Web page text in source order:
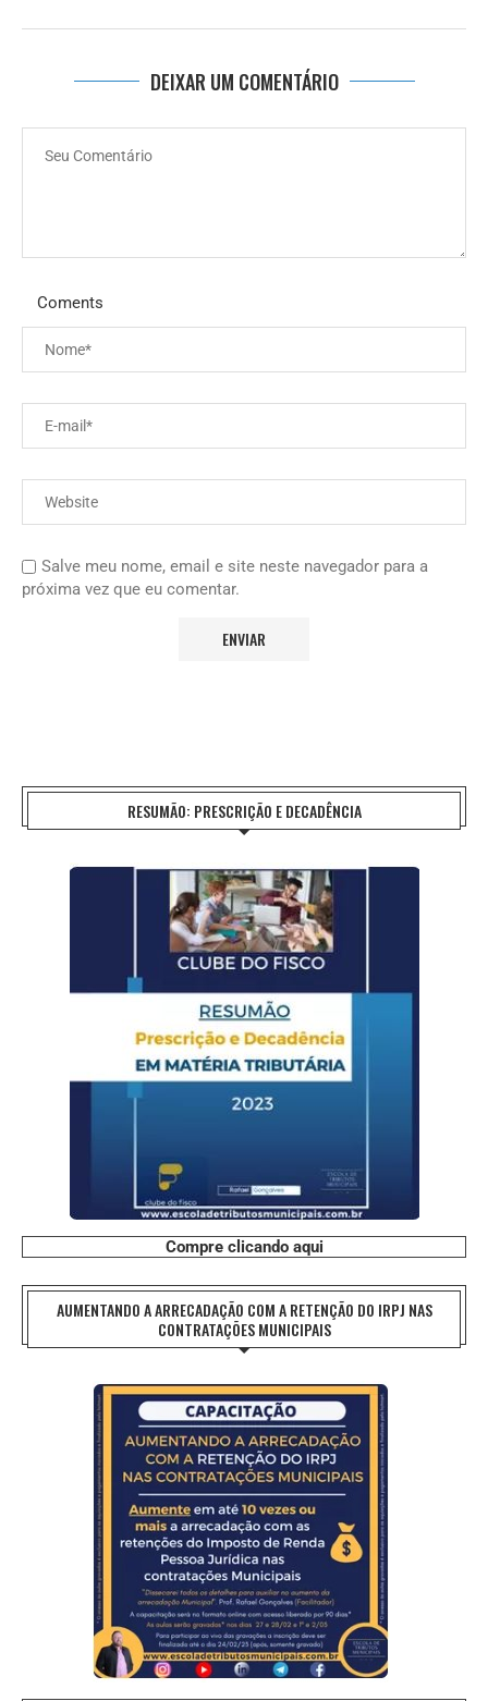
DEIXAR UM COMENTÁRIO
Coments
Salve meu nome, email e site neste navegador para a
próxima vez que eu comentar.
RESUMÃO: PRESCRIÇÃO E DECADÊNCIA
Compre clicando aqui
AUMENTANDO A ARRECADAÇÃO COM A RETENÇÃO DO IRPJ NAS
CONTRATAÇÕES MUNICIPAIS